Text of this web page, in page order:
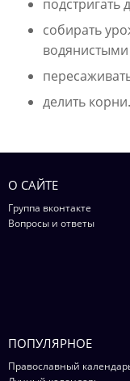
подстригать
собирать
водянистыми
делить корни.
О САЙТЕ
Группа вконтакте
Вопросы и ответы
ПОПУЛЯРНОЕ
Православный